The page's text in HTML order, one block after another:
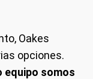
Oakes
opciones.
equipo somos